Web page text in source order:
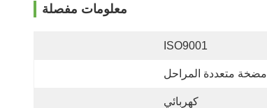
معلومات مفصلة
ISO9001
مضخة متعددة المراحل
كهربائي